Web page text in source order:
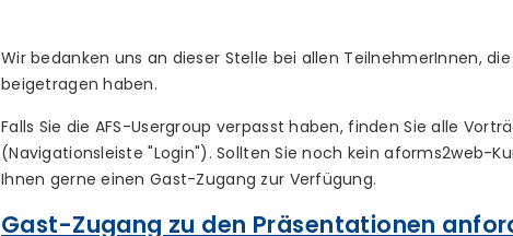
Wir bedanken uns an dieser Stelle bei allen TeilnehmerInnen,
beigetragen haben.
Falls Sie die AFS-Usergroup verpasst haben, finden Sie alle
(Navigationsleiste "Login"). Sollten Sie noch kein aforms2web-
Ihnen gerne einen Gast-Zugang zur Verfügung.
Gast-Zugang zu den Präsentationen